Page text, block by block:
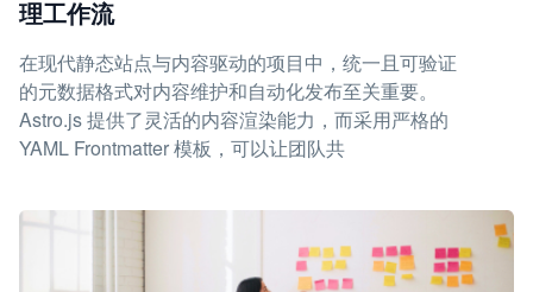
理工作流
在现代静态站点与内容驱动的项目中，统一且可验证
的元数据格式对内容维护和自动化发布至关重要。
Astro.js 提供了灵活的内容渲染能力，而采用严格的
YAML Frontmatter 模板，可以让团队共